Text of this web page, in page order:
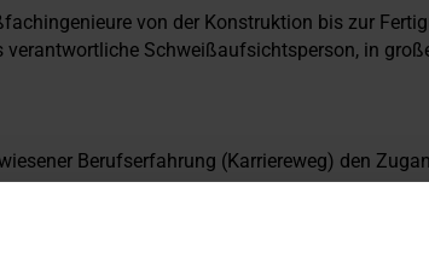
von der Konstruktion bis zur
Schweißaufsichtsperson, in
Berufserfahrung (Karriereweg) den